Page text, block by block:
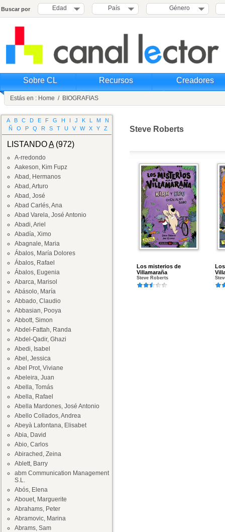
Buscar por Edad País Género
Sobre CL Recursos Creadores
Estás en : Home / BIOGRAFIAS
A B C D E F G H I J K L M
N
Ñ
O P Q R S T U V W X Y Z
LISTANDOA(972)
A-rredondo
Aakeson, Kim Fupz
Abad, Hermanos
Abad, Arturo
Abad, José
Abad Carlés, Ana
Abad Varela, José Antonio
Abadi, Ariel
Abadía, Ximo
Abagnale, Maria
Ábalos, María Dolores
Ábalos, Rafael
Ábalos, Eugenia
Abarca, Marisol
Abásolo, María
Abbado, Claudio
Abbasian, Pooya
Abbott, Simon
Abdel-Fattah, Randa
Abdel-Qadir, Ghazi
Abedi, Isabel
Abel, Jessica
Abel Prot, Viviane
Abeleira, Juan
Abella, Tomás
Abella, Rafael
Abella Mardones, José Antonio
Abello Collados, Andrea
Abeyà Lafontana, Elisabet
Abia, David
Abio, Carlos
Abirached, Zeina
Ablett, Barry
abm Communication Management
S.L.
Abós, Elena
Abouet, Marguerite
Abrahams, Peter
Abramovic, Marina
Abrams, Sam
Steve Roberts
Los misterios de
Villamaraña
Steve Roberts